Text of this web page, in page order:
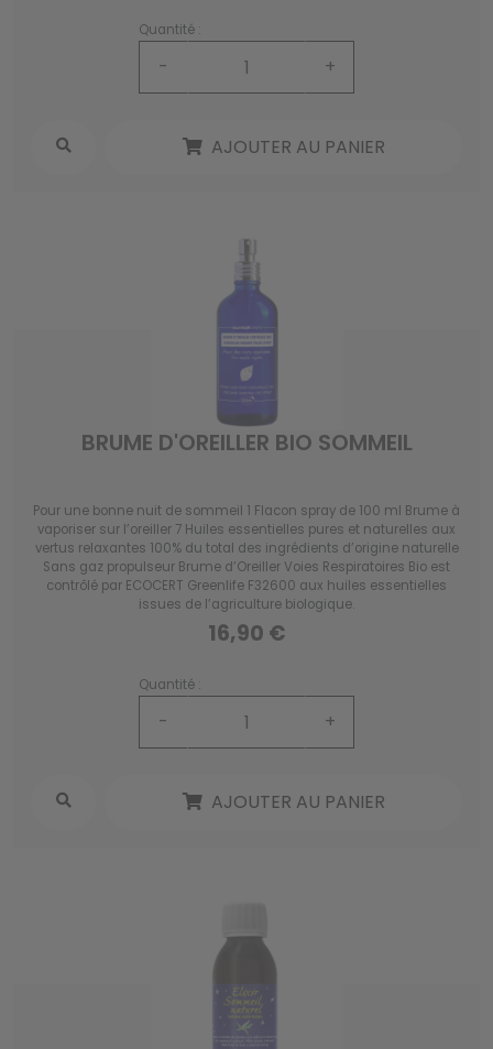
Quantité :
- +
AJOUTER AU PANIER
BRUME D'OREILLER BIO SOMMEIL
Pour une bonne nuit de sommeil 1 Flacon spray de 100 ml Brume à
vaporiser sur l’oreiller 7 Huiles essentielles pures et naturelles aux
vertus relaxantes 100% du total des ingrédients d’origine naturelle
Sans gaz propulseur Brume d’Oreiller Voies Respiratoires Bio est
contrôlé par ECOCERT Greenlife F32600 aux huiles essentielles
issues de l’agriculture biologique.
16,90 €
Quantité :
- +
AJOUTER AU PANIER